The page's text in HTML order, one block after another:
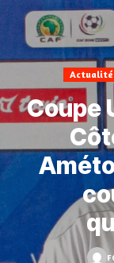
Actualité
Coupe